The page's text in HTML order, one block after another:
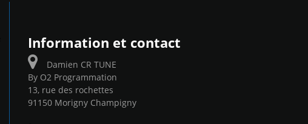
Information et contact
Damien CR TUNE
By O2 Programmation
13, rue des rochettes
91150 Morigny Champigny